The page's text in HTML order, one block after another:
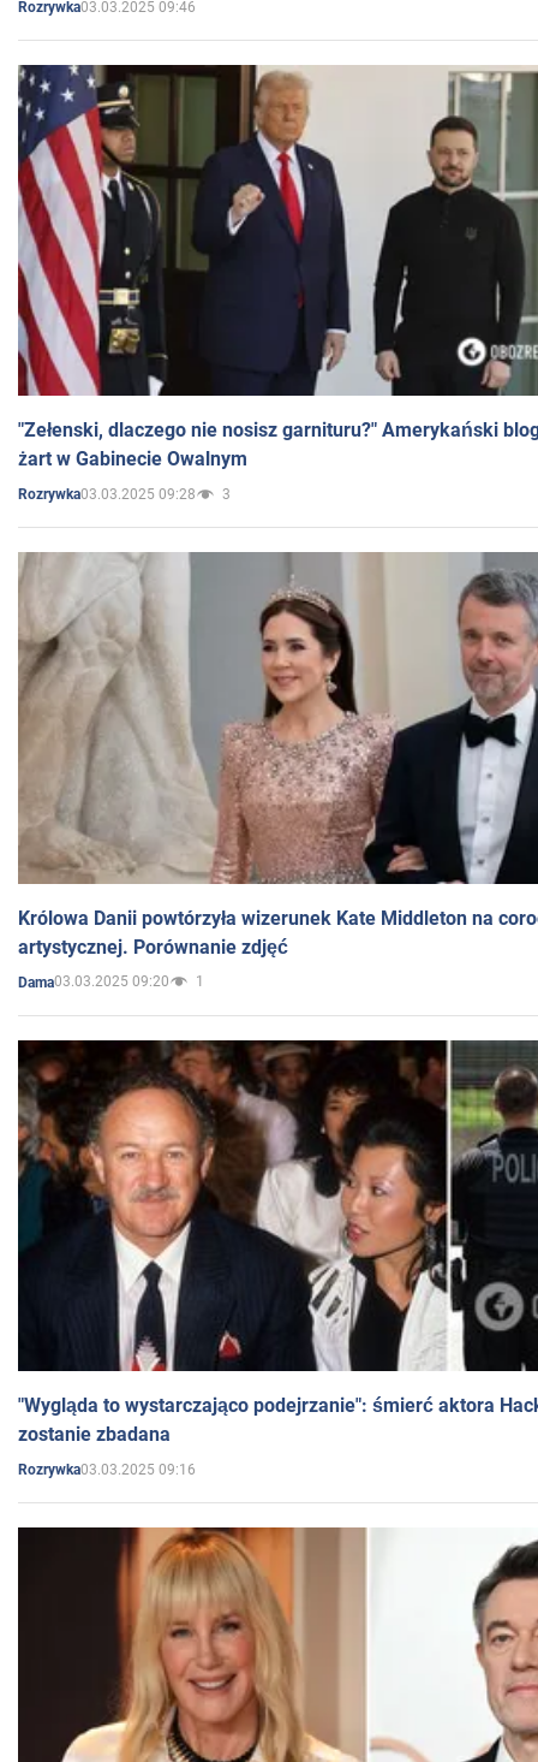
Rozrywka03.03.2025 09:46
"Zełenski, dlaczego nie nosisz garnituru?" Amerykański
żart w Gabinecie Owalnym
Rozrywka03.03.2025 09:28 3
Królowa Danii powtórzyła wizerunek Kate Middleton na
artystycznej. Porównanie zdjęć
Dama03.03.2025 09:20 1
"Wygląda to wystarczająco podejrzanie": śmierć aktora
zostanie zbadana
Rozrywka03.03.2025 09:16